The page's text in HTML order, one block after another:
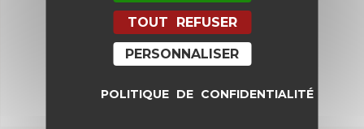
TOUT REFUSER
PERSONNALISER
POLITIQUE DE CONFIDENTIALITÉ